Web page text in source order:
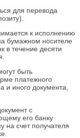
для перевода
к исполнению
бумажном носителе
в течение десяти
быть
платежного
и иного документа,
с
его банку
на счет получателя